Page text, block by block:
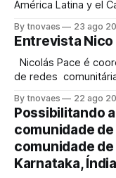
América Latina y el Caribe Valeria Betancourt,
de Agosto 2019 Durante o fórum tivemos a oportunidade
de participar da
conectar
By tnovaes 23 ago
Entrevista Nico
de redes
AlterMundi A.C.,
comunidades rurais
de sua própria
By tnovaes 22 ago
Possibilitando
comunidade
comunidade
Karnataka, Índia